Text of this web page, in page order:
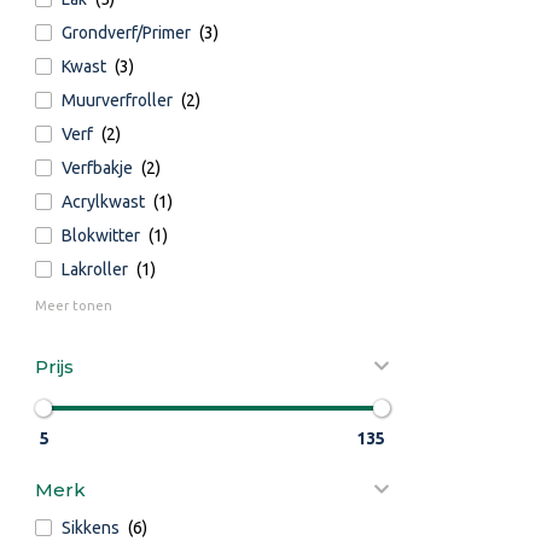
Grondverf/Primer (3)
Kwast (3)
Muurverfroller (2)
Verf (2)
Verfbakje (2)
Acrylkwast (1)
Blokwitter (1)
Lakroller (1)
Meer tonen
Prijs
5 135
Merk
Sikkens (6)